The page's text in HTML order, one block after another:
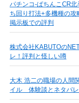
パチンコ-ぱちんこCR
ち回り打法+多機種の
掲示板での評判
株式会社KABUTOの
レ！評判と怪しい噂
大木 浩二の職場の人間
イル 体験談とネタバレ